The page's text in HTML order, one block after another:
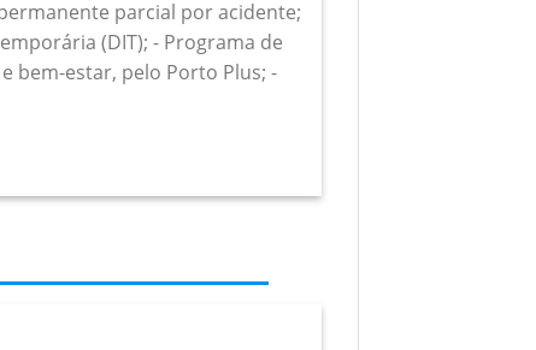
parcial por acidente;
(DIT); - Programa de
bem-estar, pelo Porto Plus; -